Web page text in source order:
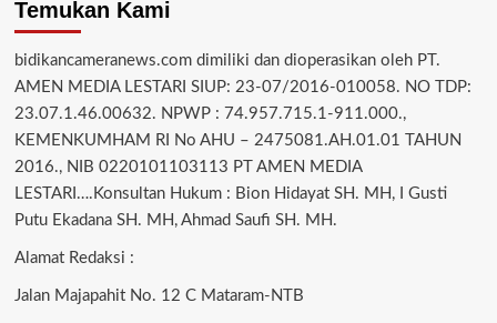
Temukan Kami
bidikancameranews.com dimiliki dan dioperasikan oleh PT.
AMEN MEDIA LESTARI SIUP: 23-07/2016-010058. NO TDP:
23.07.1.46.00632. NPWP : 74.957.715.1-911.000.,
KEMENKUMHAM RI No AHU – 2475081.AH.01.01 TAHUN
2016., NIB 0220101103113 PT AMEN MEDIA
LESTARI….Konsultan Hukum : Bion Hidayat SH. MH, I Gusti
Putu Ekadana SH. MH, Ahmad Saufi SH. MH.
Alamat Redaksi :
Jalan Majapahit No. 12 C Mataram-NTB